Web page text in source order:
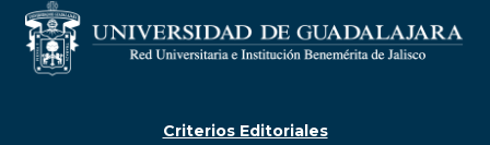
Criterios Editoriales